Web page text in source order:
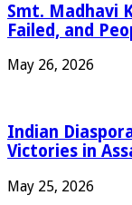
Smt. Madhavi
Failed, and
May 26, 2026
Indian
Victories in
May 25, 2026